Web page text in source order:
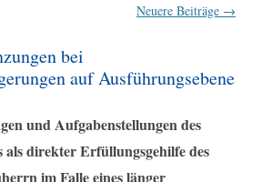
Neuere Beiträge →
bei
auf Ausführungsebene
und Aufgabenstellungen des
als direkter Erfüllungsgehilfe des
im Falle eines länger